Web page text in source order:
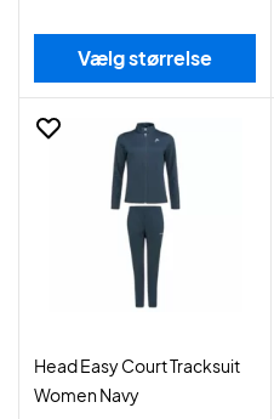
Vælg størrelse
Head Easy Court Tracksuit
Women Navy